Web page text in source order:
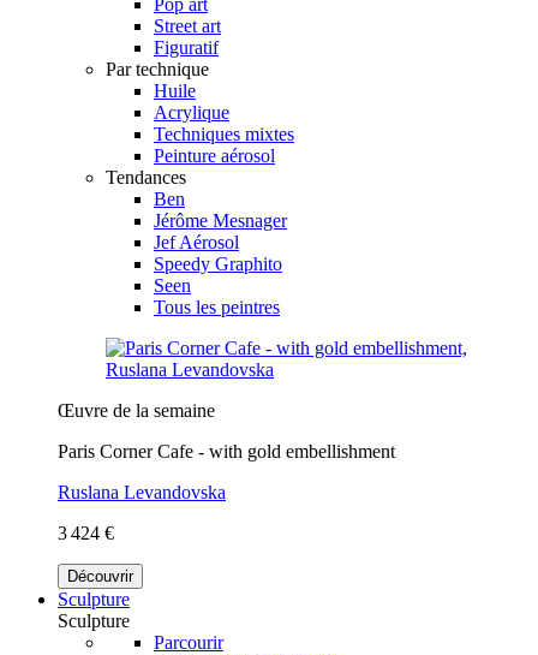
Street art
Figuratif
Par technique
Huile
Acrylique
Techniques mixtes
Peinture aérosol
Tendances
Ben
Jérôme Mesnager
Jef Aérosol
Speedy Graphito
Seen
Tous les peintres
Œuvre de la semaine
Paris Corner Cafe - with gold embellishment
Ruslana Levandovska
3 424 €
Découvrir
Sculpture
Sculpture
Parcourir